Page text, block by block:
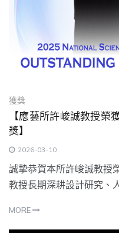
獲獎
【應藝所許峻誠教授榮
獎】
2026-03-10
誠摯恭賀本所許峻誠教授
教授長期深耕設計研究、
MORE